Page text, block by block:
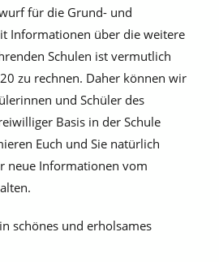
für die Grund- und
Informationen über die weitere
Schulen ist vermutlich
zu rechnen. Daher können wir
und Schüler des
Basis in der Schule
Euch und Sie natürlich
neue Informationen vom
schönes und erholsames